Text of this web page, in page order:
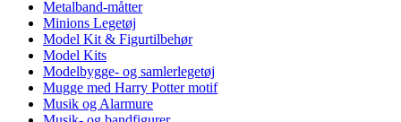
Metalband-måtter
Minions Legetøj
Model Kit & Figurtilbehør
Model Kits
Modelbygge- og samlerlegetøj
Mugge med Harry Potter motif
Musik og Alarmure